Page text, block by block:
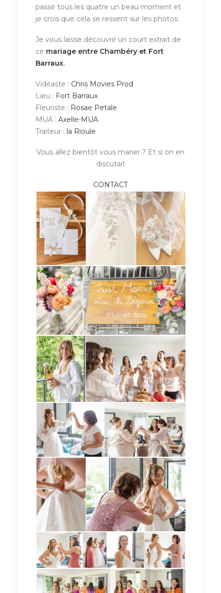
passé tous les quatre un beau moment et
je crois que cela se ressent sur les photos.
Je vous laisse découvrir un court extrait de
ce mariage entre Chambéry et Fort
Barraux.
Vidéaste : Chris Movies Prod
Lieu : Fort Barraux
Fleuriste : Rosae Petale
MUA : Axelle-MUA
Traiteur : la Rioule
Vous allez bientôt vous marier ? Et si on en
discutait
CONTACT